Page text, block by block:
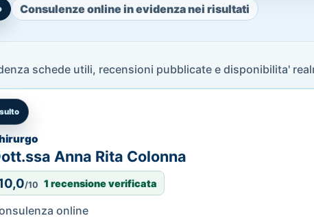
Consulenze online in evidenza nei risultati
schede utili, recensioni pubblicate e disponibilita'
Anna Rita Colonna
/10 1 recensione verificata
online